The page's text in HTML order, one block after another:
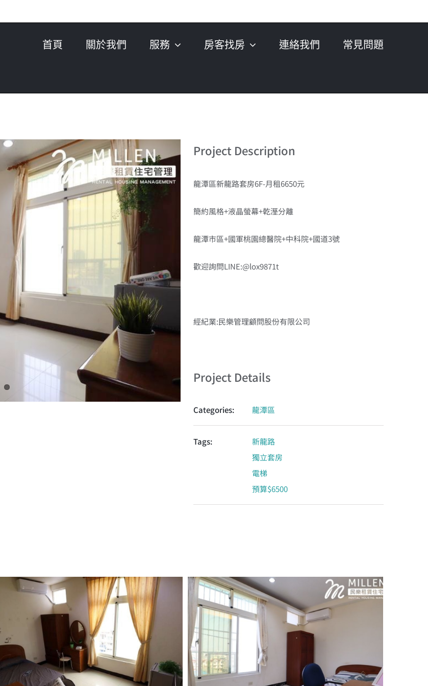
首頁 關於我們 服務 房客找房 連絡我們 常見問題
Project Description
龍潭區新龍路套房6F-月租6650元
簡約風格+液晶螢幕+乾溼分離
龍潭市區+國軍桃園總醫院+中科院+國道3號
歡迎詢問LINE:@lox9871t
經紀業:民樂管理顧問股份有限公司
Project Details
Categories: 龍潭區
Tags:
新龍路
獨立套房
電梯
預算$6500